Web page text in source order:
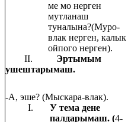
ме мо нерген
мутланаш
туналына?(Муро-
влак нерген, калык
ойпого нерген).
II. Эртымым
ушештарымаш.
-А, эше? (Мыскара-влак).
У тема дене
палдарымаш. (4-